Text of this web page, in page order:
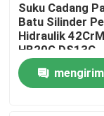
Tur Pabrik
Kontrol
Suku Cadang
Batu Silinder
Hidraulik
HB20G DS13C